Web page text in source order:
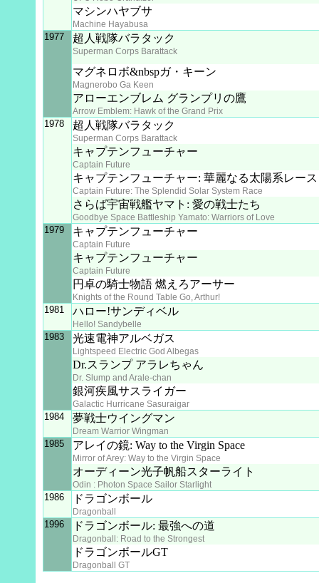
マシンハヤブサ
Machine Hayabusa
1977 超人戦隊バラタック
Superman Corps Barattack
マグネロボ&nbspガ・キーン
Magnerobo Ga Keen
アローエンブレム グランプリの鷹
Arrow Emblem: Hawk of the Grand Prix
1978 超人戦隊バラタック
Superman Corps Barattack
キャプテンフューチャー
Captain Future
キャプテンフューチャー: 華麗なる太陽系レース
Captain Future: The Splendid Solar System Race
さらば宇宙戦艦ヤマト: 愛の戦士たち
Goodbye Space Battleship Yamato: Warriors of Love
1979 キャプテンフューチャー
Captain Future
キャプテンフューチャー
Captain Future
円卓の騎士物語 燃えろアーサー
Knights of the Round Table Go, Arthur!
1981 ハロー!サンディベル
Hello! Sandybelle
1983 光速電神アルベガス
Lightspeed Electric God Albegas
Dr.スランプ アラレちゃん
Dr. Slump and Arale-chan
銀河疾風サスライガー
Galactic Hurricane Sasuraigar
1984 夢戦士ウイングマン
Dream Warrior Wingman
1985 アレイの鏡: Way to the Virgin Space
Mirror of Arey: Way to the Virgin Space
オーディーン光子帆船スターライト
Odin : Photon Space Sailor Starlight
1986 ドラゴンボール
Dragonball
1996 ドラゴンボール: 最強への道
Dragonball: Road to the Strongest
ドラゴンボールGT
Dragonball GT